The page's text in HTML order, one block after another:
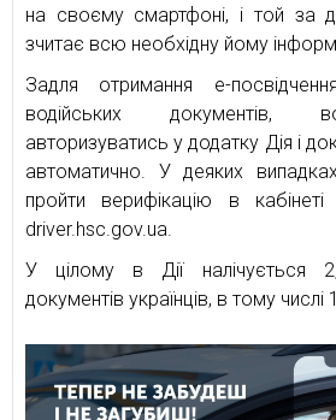
на своєму смартфоні, і той за
зчитає всю необхідну йому
Задля отримання е-
водійських документів,
авторизуватись у додатку Дія і
автоматично. У деяких
пройти верифікацію в
driver.hsc.gov.ua.
У цілому в Дії налічується
документів українців, в тому числі